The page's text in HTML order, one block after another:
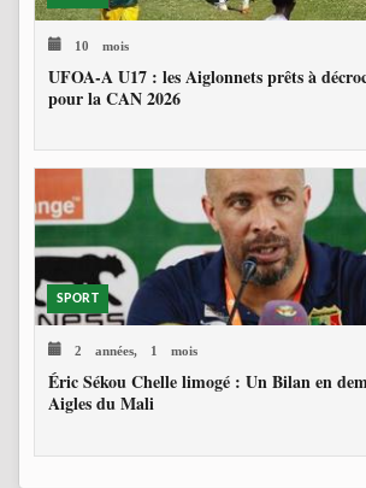
10 mois
UFOA-A U17 : les Aiglonnets prêts à
pour la CAN 2026
SPORT
2 années, 1 mois
Éric Sékou Chelle limogé : Un Bilan en
Aigles du Mali